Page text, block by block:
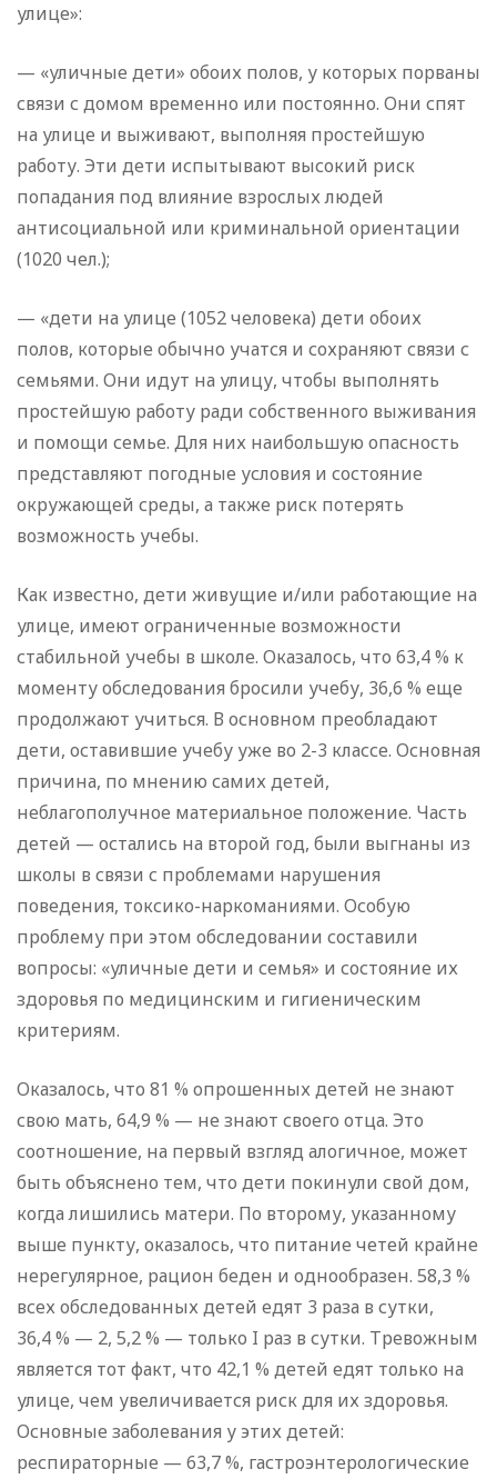
улице»:
— «уличные дети» обоих полов, у которых порваны
связи с домом временно или постоянно. Они спят
на улице и выживают, выполняя простейшую
работу. Эти дети испытывают высокий риск
попадания под влияние взрослых людей
антисоциальной или криминальной ориентации
(1020 чел.);
— «дети на улице (1052 человека) дети обоих
полов, которые обычно учатся и сохраняют связи с
семьями. Они идут на улицу, чтобы выполнять
простейшую работу ради собственного выживания
и помощи семье. Для них наибольшую опасность
представляют погодные условия и состояние
окружающей среды, а также риск потерять
возможность учебы.
Как известно, дети живущие и/или работающие на
улице, имеют ограниченные возможности
стабильной учебы в школе. Оказалось, что 63,4 % к
моменту обследования бросили учебу, 36,6 % еще
продолжают учиться. В основном преобладают
дети, оставившие учебу уже во 2-3 классе. Основная
причина, по мнению самих детей,
неблагополучное материальное положение. Часть
детей — остались на второй год, были выгнаны из
школы в связи с проблемами нарушения
поведения, токсико-наркоманиями. Особую
проблему при этом обследовании составили
вопросы: «уличные дети и семья» и состояние их
здоровья по медицинским и гигиеническим
критериям.
Оказалось, что 81 % опрошенных детей не знают
свою мать, 64,9 % — не знают своего отца. Это
соотношение, на первый взгляд алогичное, может
быть объяснено тем, что дети покинули свой дом,
когда лишились матери. По второму, указанному
выше пункту, оказалось, что питание четей крайне
нерегулярное, рацион беден и однообразен. 58,3 %
всех обследованных детей едят 3 раза в сутки,
36,4 % — 2, 5,2 % — только I раз в сутки. Тревожным
является тот факт, что 42,1 % детей едят только на
улице, чем увеличивается риск для их здоровья.
Основные заболевания у этих детей:
респираторные — 63,7 %, гастроэнтерологические